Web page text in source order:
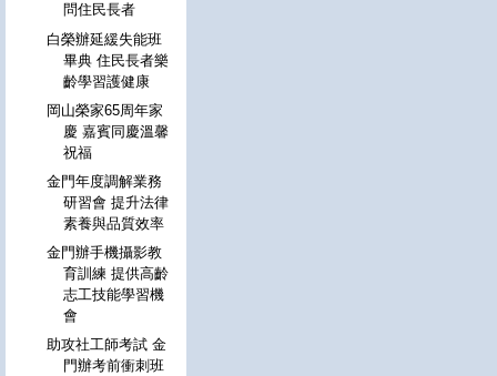
問住民長者
白榮辦延緩失能班
畢典 住民長者樂
齡學習護健康
岡山榮家65周年家
慶 嘉賓同慶溫馨
祝福
金門年度調解業務
研習會 提升法律
素養與品質效率
金門辦手機攝影教
育訓練 提供高齡
志工技能學習機
會
助攻社工師考試 金
門辦考前衝刺班